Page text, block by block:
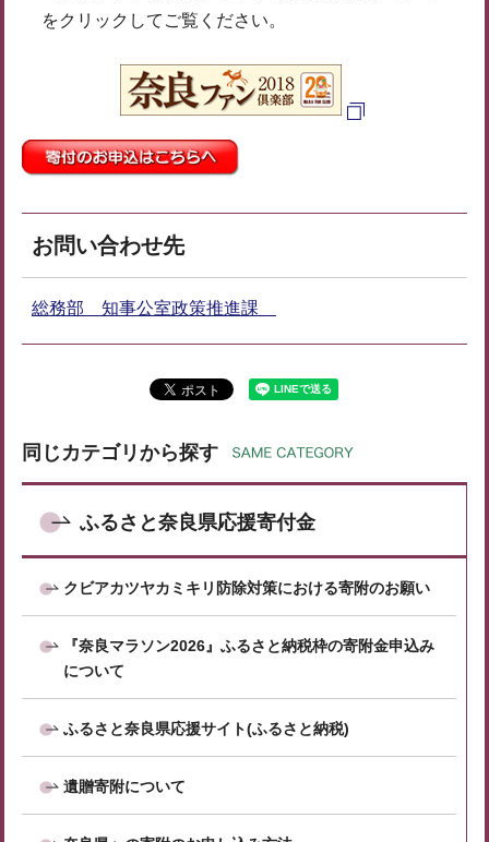
をクリックしてご覧ください。
お問い合わせ先
総務部 知事公室政策推進課
同じカテゴリから探す
ふるさと奈良県応援寄付金
クビアカツヤカミキリ防除対策における寄附のお願い
『奈良マラソン2026』ふるさと納税枠の寄附金申込み
について
ふるさと奈良県応援サイト(ふるさと納税)
遺贈寄附について